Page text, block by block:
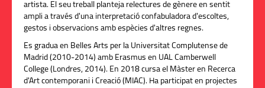
artista. El seu treball planteja relectures de gènere en sentit
ampli a través d'una interpretació confabuladora d'escoltes,
gestos i observacions amb espècies d'altres regnes.
Es gradua en Belles Arts per la Universitat Complutense de
Madrid (2010-2014) amb Erasmus en UAL Camberwell
College (Londres, 2014). En 2018 cursa el Màster en Recerca
d'Art contemporani i Creació (MIAC). Ha participat en projectes